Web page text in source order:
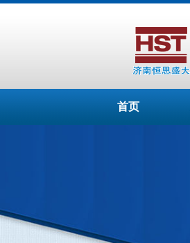
首页